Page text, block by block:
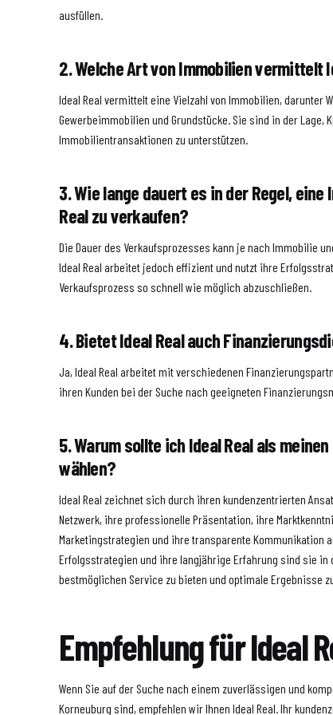
ausfüllen.
2. Welche Art von Immobilien vermittelt
Ideal Real vermittelt eine Vielzahl von Immobilien, darunter
Gewerbeimmobilien und Grundstücke. Sie sind in der Lage,
Immobilientransaktionen zu unterstützen.
3. Wie lange dauert es in der Regel, eine
Real zu verkaufen?
Die Dauer des Verkaufsprozesses kann je nach Immobilie
Ideal Real arbeitet jedoch effizient und nutzt ihre
Verkaufsprozess so schnell wie möglich abzuschließen.
4. Bietet Ideal Real auch
Ja, Ideal Real arbeitet mit verschiedenen
ihren Kunden bei der Suche nach geeigneten
5. Warum sollte ich Ideal Real als meinen
wählen?
Ideal Real zeichnet sich durch ihren kundenzentrierten
Netzwerk, ihre professionelle Präsentation, ihre
Marketingstrategien und ihre transparente Kommunikation
Erfolgsstrategien und ihre langjährige Erfahrung sind sie in
bestmöglichen Service zu bieten und optimale Ergebnisse zu
Empfehlung für Ideal
Wenn Sie auf der Suche nach einem zuverlässigen und
Korneuburg sind, empfehlen wir Ihnen Ideal Real. Ihr